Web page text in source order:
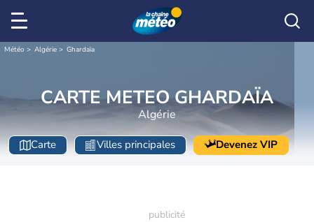
Météo Algérie Ghardaïa
CARTE METEO GHARDAÏA
Algérie
Carte Villes principales Devenez VIP